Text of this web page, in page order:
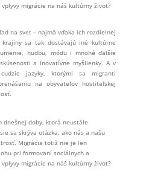
migrácie na náš kultúrny život?
na svet – najmä vďaka ich rozdielnej
sa tak dostávajú iné kultúrne
hudbu, módu i mnohé ďalšie
a inovatívne myšlienky. A v
jazyky, ktorými sa migranti
na obyvateľov hostiteľskej
dnešnej doby, ktorá neustále
sa skrýva otázka, ako nás a našu
Migrácia totiž nie je len
pri formovaní sociálnych a
migrácie na náš kultúrny život?